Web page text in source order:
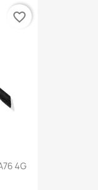
4G
favorite_border